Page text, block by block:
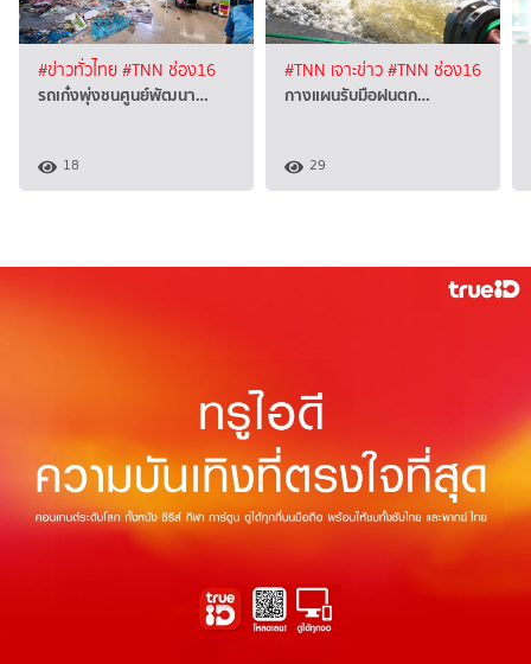
#ข่าวทั่วไทย#TNN ช่อง16
รถเก๋งพุ่งชนศูนย์พัฒนา…
18
#TNN เจาะข่าว#TNN ช่อง16
กางแผน​รับมือฝนตก…
29